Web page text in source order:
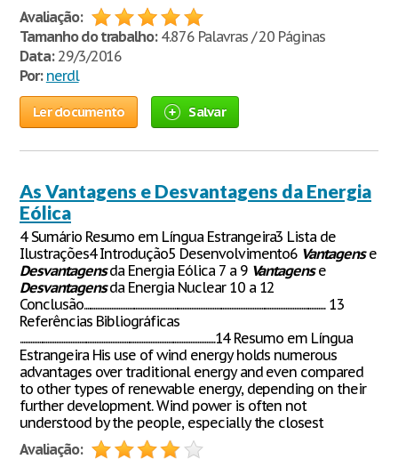
Avaliação:
Tamanho do trabalho:4.876 Palavras / 20 Páginas
Data:29/3/2016
Por: nerdl
Ler documento Salvar
As Vantagens e Desvantagens da Energia
Eólica
4 Sumário Resumo em Língua Estrangeira3 Lista de
Ilustrações4 Introdução5 Desenvolvimento6 Vantagense
Desvantagensda Energia Eólica 7 a 9 Vantagense
Desvantagensda Energia Nuclear 10 a 12
Conclusão........................................................................................................................................... 13
Referências Bibliográficas
................................................................................................................14 Resumo em Língua
Estrangeira His use of wind energy holds numerous
advantages over traditional energy and even compared
to other types of renewable energy, depending on their
further development. Wind power is often not
understood by the people, especially the closest
Avaliação: